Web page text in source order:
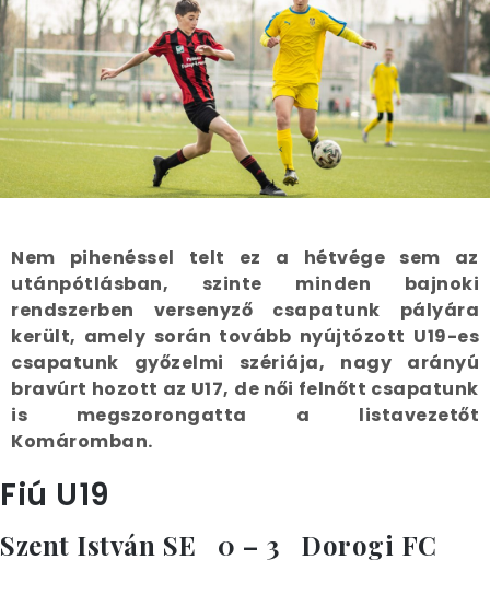
Nem pihenéssel telt ez a hétvége sem az
utánpótlásban, szinte minden bajnoki
rendszerben versenyző csapatunk pályára
került, amely során tovább nyújtózott U19-es
csapatunk győzelmi szériája, nagy arányú
bravúrt hozott az U17, de női felnőtt csapatunk
is megszorongatta a listavezetőt
Komáromban.
Fiú U19
Szent István SE 0 – 3 Dorogi FC